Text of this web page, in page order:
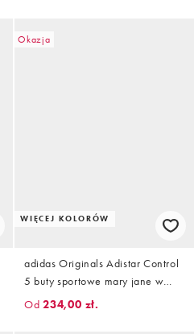
Okazja
WIĘCEJ KOLORÓW
adidas Originals Adistar Control
5 buty sportowe mary jane w
czerni
Od 234,00 zł.